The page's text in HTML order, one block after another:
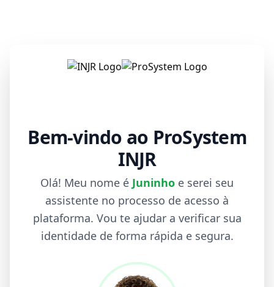
Bem-vindo ao ProSystem
INJR
Olá! Meu nome é Juninho e serei seu
assistente no processo de acesso à
plataforma. Vou te ajudar a verificar sua
identidade de forma rápida e segura.